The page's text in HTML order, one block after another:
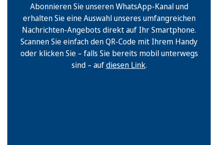
Abonnieren Sie unseren WhatsApp-Kanal und
erhalten Sie eine Auswahl unseres umfangreichen
Nachrichten-Angebots direkt auf Ihr Smartphone.
Scannen Sie einfach den QR-Code mit Ihrem Handy
oder klicken Sie – falls Sie bereits mobil unterwegs
sind – aufdiesen Link.